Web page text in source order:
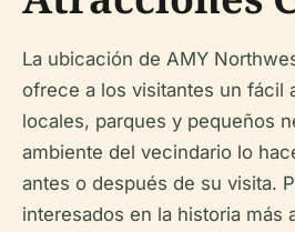
La ubicación de AMY
ofrece a los visitantes un fácil
locales, parques y pequeños
ambiente del vecindario lo
antes o después de su visita.
interesados en la historia más